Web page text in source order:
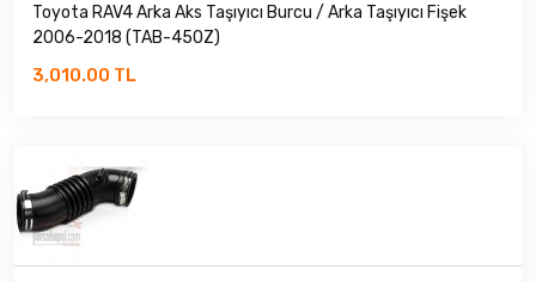
Toyota RAV4 Arka Aks Taşıyıcı Burcu / Arka Taşıyıcı Fişek
2006-2018 (TAB-450Z)
3,010.00 TL